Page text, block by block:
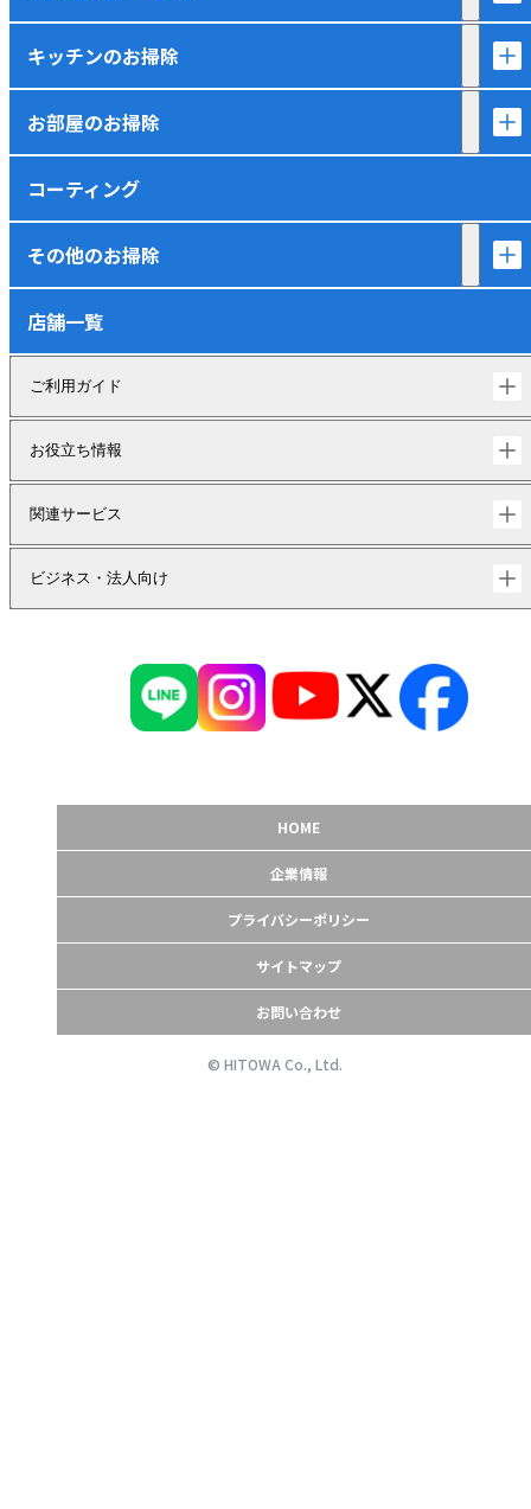
キッチンのお掃除
お部屋のお掃除
コーティング
その他のお掃除
店舗一覧
ご利用ガイド
お役立ち情報
関連サービス
ビジネス・法人向け
HOME
企業情報
プライバシーポリシー
サイトマップ
お問い合わせ
© HITOWA Co., Ltd.